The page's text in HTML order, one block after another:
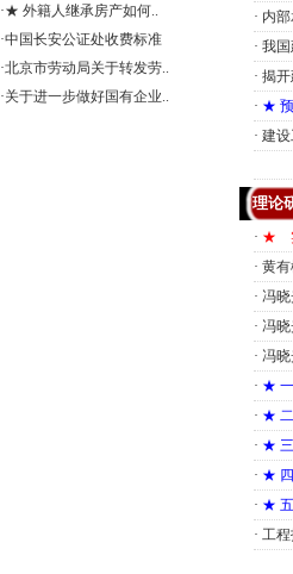
·★ 外籍人继承房产如何..
·中国长安公证处收费标准
·北京市劳动局关于转发劳..
·关于进一步做好国有企业..
· 内
· 我
· 揭
· ★ 预
· 建
理论
· ★
· 黄
· 冯
· 冯
· 冯
· ★ 一
· ★ 二
· ★ 三
· ★ 四
· ★ 五
· 工